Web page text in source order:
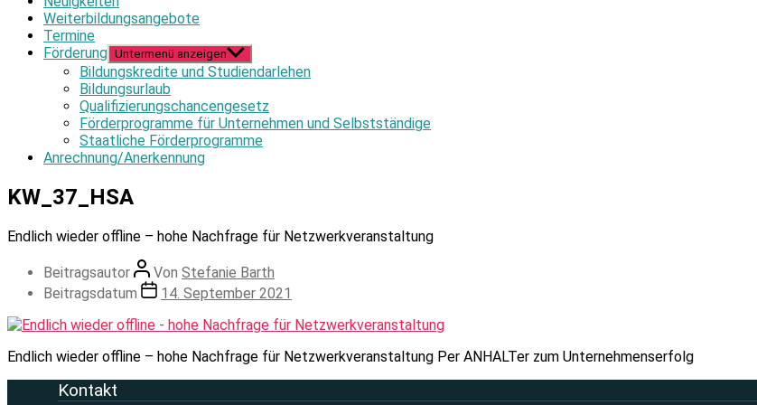
Weiterbildungsangebote
Termine
Förderung Untermenü anzeigen
Bildungskredite und Studiendarlehen
Bildungsurlaub
Qualifizierungschancengesetz
Förderprogramme für Unternehmen und Selbstständige
Staatliche Förderprogramme
Anrechnung/Anerkennung
KW_37_HSA
Endlich wieder offline – hohe Nachfrage für Netzwerkveranstaltung
Beitragsautor Von Stefanie Barth
Beitragsdatum
14. September 2021
Endlich wieder offline – hohe Nachfrage für Netzwerkveranstaltung Per ANHALTer zum Unternehmenserfolg
Kontakt